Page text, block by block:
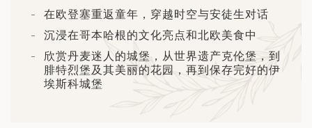
之旅: 搭乘银海邮轮 “奋进号” 的
旅程（2026 年 12 月 4 日至 14
在欧登塞重返童年，穿越时空与安徒生对话
沉浸在哥本哈根的文化亮点和北欧美食中
欣赏丹麦迷人的城堡，从世界遗产克伦堡，到
腓特烈堡及其美丽的花园，再到保存完好的伊
埃斯科城堡